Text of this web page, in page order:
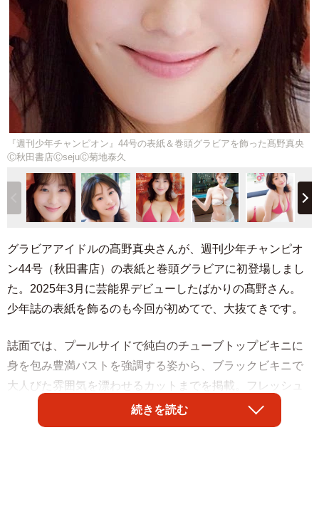
『週刊少年チャンピオン』44号の表紙＆巻頭グラビアを飾った髙野真央
Ⓒ秋田書店ⒸsejuⒸ菊地泰久
グラビアアイドルの髙野真央さんが、週刊少年チャンピオ
ン44号（秋田書店）の表紙と巻頭グラビアに初登場しまし
た。2025年3月に芸能界デビューしたばかりの髙野さん。
少年誌の表紙を飾るのも今回が初めてで、大抜てきです。
誌面では、プールサイドで純白のチューブトップビキニに
身を包み豊満バストを強調する姿から、ブラックビキニで
大人びた雰囲気を漂わせるカットまでを掲載。フレッシュ
さと大人の魅力を兼ね備えたグラビアで、初表紙ながら強
烈なインパクトを放っています。王道ともいえるピンクの
続きを読む